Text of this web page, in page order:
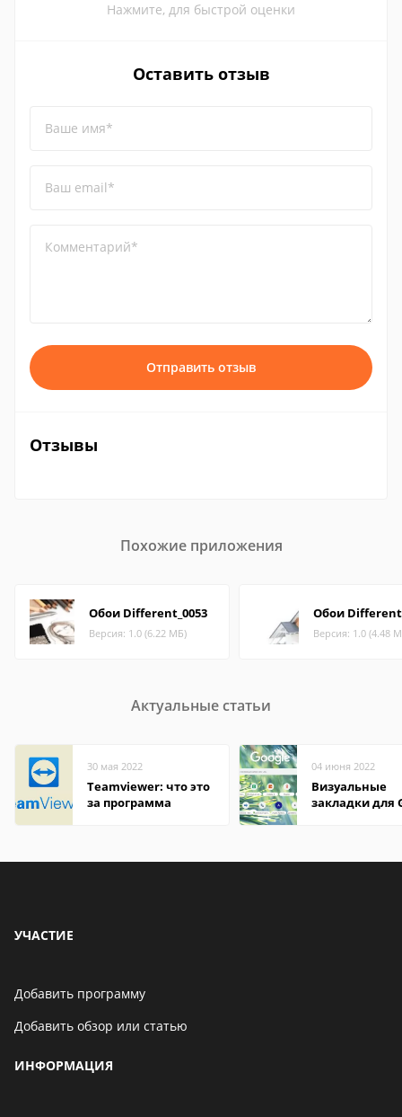
Нажмите, для быстрой оценки
Оставить отзыв
Ваше имя*
Ваш email*
Комментарий*
Отправить отзыв
Отзывы
Похожие приложения
Обои Different_0053
Версия: 1.0 (6.22 МБ)
Обои
Версия: 1.0 (4.48
Актуальные статьи
30 мая 2022
Teamviewer: что это
за программа
04 июня 2022
Визуальные
закладки для
УЧАСТИЕ
Добавить программу
Добавить обзор или статью
ИНФОРМАЦИЯ